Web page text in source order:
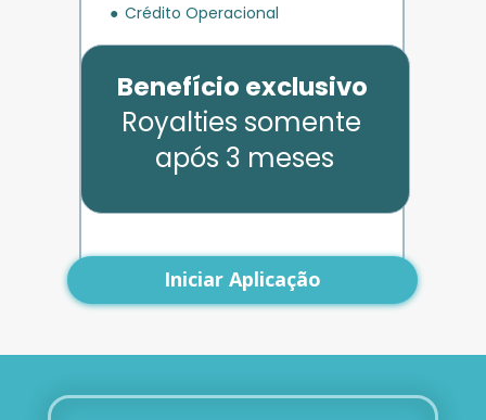
Crédito Operacional
Iniciar Aplicação
Royalties somente
após 3 meses
Benefício exclusivo